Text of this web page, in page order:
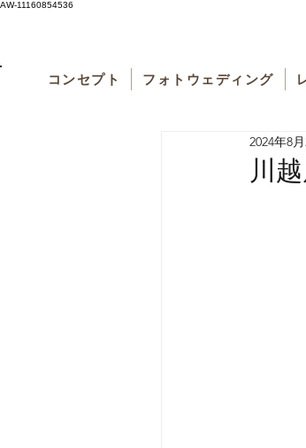
AW-11160854536
コンセプト フォトウェディング
川
2024年8